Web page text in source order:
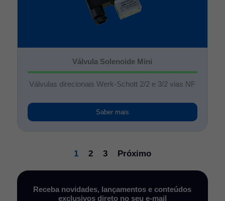
Válvula Solenoide Mini
Válvulas direcionais Werk-Schott 2/2 e 3/2 vias NF
Saber mais
1 2 3 Próximo
Receba novidades, lançamentos e conteúdos
exclusivos direto no seu e-mail